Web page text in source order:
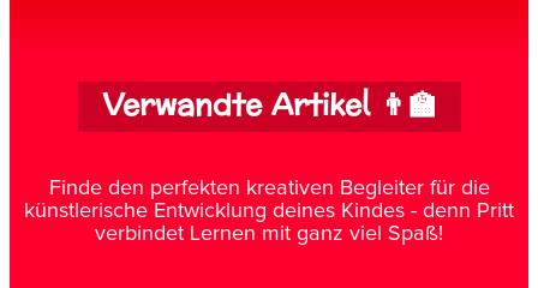
Verwandte Artikel 👨‍🏫
Finde den perfekten kreativen Begleiter für die
künstlerische Entwicklung deines Kindes - denn Pritt
verbindet Lernen mit ganz viel Spaß!